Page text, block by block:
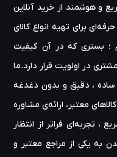
و هوشمند از خرید آنلاین
برای تهیه‌ انواع کالای
؛ بستری که در آن کیفیت
در اولویت قرار دارد.ما
ساده ، دقیق و بدون دغدغه
معتبر، ارائه‌ی مشاوره‌
تجربه‌ای فراتر از انتظار
به یکی از مراجع معتبر و